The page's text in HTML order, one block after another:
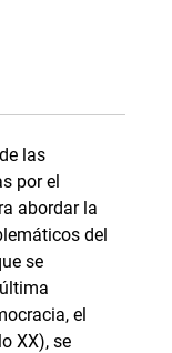
las
por el
abordar la
del
se
el
XX), se